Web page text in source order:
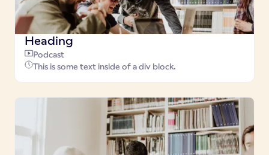
Heading
Podcast
This is some text inside of a div block.